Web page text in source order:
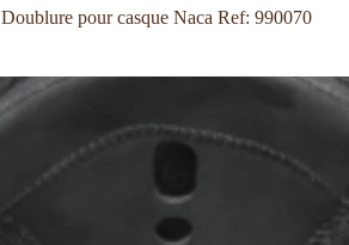
Doublure pour casque Naca Ref: 990070